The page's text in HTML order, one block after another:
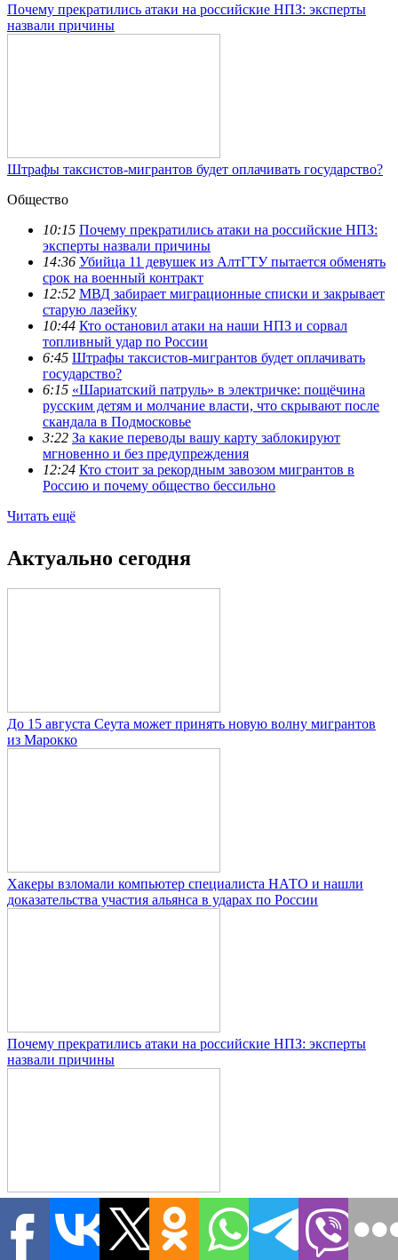
Почему прекратились атаки на российские НПЗ: эксперты
назвали причины
Штрафы таксистов-мигрантов будет оплачивать государство?
Общество
10:15 Почему прекратились атаки на российские НПЗ:
эксперты назвали причины
14:36 Убийца 11 девушек из АлтГТУ пытается обменять
срок на военный контракт
12:52 МВД забирает миграционные списки и закрывает
старую лазейку
10:44 Кто остановил атаки на наши НПЗ и сорвал
топливный удар по России
6:45 Штрафы таксистов-мигрантов будет оплачивать
государство?
6:15 «Шариатский патруль» в электричке: пощёчина
русским детям и молчание власти, что скрывают после
скандала в Подмосковье
3:22 За какие переводы вашу карту заблокируют
мгновенно и без предупреждения
12:24 Кто стоит за рекордным завозом мигрантов в
Россию и почему общество бессильно
Читать ещё
Актуально сегодня
До 15 августа Сеута может принять новую волну мигрантов
из Марокко
Хакеры взломали компьютер специалиста НАТО и нашли
доказательства участия альянса в ударах по России
Почему прекратились атаки на российские НПЗ: эксперты
назвали причины
Российские войска формируют котёл для ВСУ под Харьковом
Новости дня
| Самое актуальное
В мире